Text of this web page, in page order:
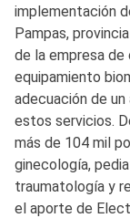
implementación
Pampas,
de la empresa de
equipamiento
adecuación de
estos servicios.
más de 104 mil
ginecología,
traumatología y
el aporte de